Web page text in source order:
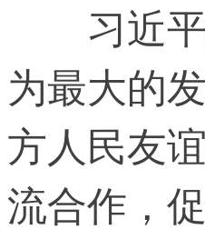
习近平
为最大的
方人民友
流合作，